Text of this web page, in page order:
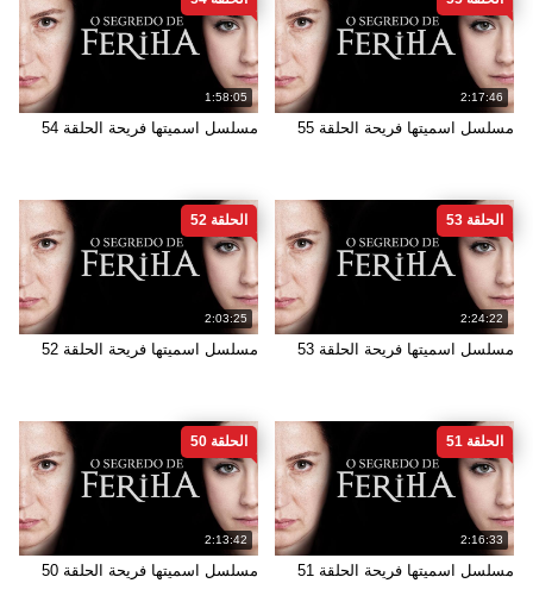
2:17:46
مسلسل اسميتها فريحة الحلقة 55
1:58:05
مسلسل اسميتها فريحة الحلقة 54
2:24:22
الحلقة 53
مسلسل اسميتها فريحة الحلقة 53
2:03:25
الحلقة 52
مسلسل اسميتها فريحة الحلقة 52
2:16:33
الحلقة 51
مسلسل اسميتها فريحة الحلقة 51
2:13:42
الحلقة 50
مسلسل اسميتها فريحة الحلقة 50